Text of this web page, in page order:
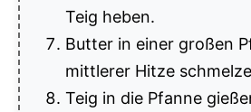
Teig heben.
Butter in einer großen
mittlerer Hitze
Teig in die Pfanne